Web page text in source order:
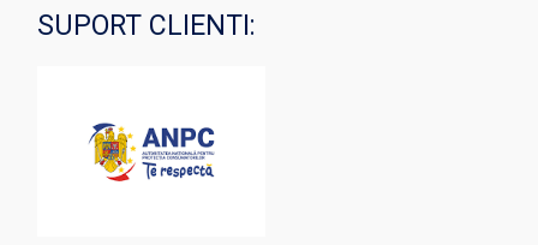
SUPORT CLIENTI: